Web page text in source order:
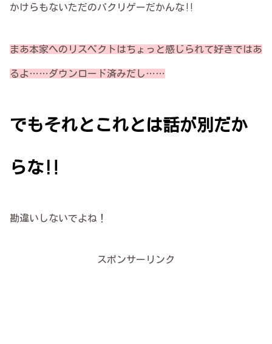
かけらもないただのパクリゲーだかんな‼
まあ本家へのリスペクトはちょっと感じられて好きではあ
るよ……ダウンロード済みだし……
でもそれとこれとは話が別だか
らな‼
勘違いしないでよね！
スポンサーリンク